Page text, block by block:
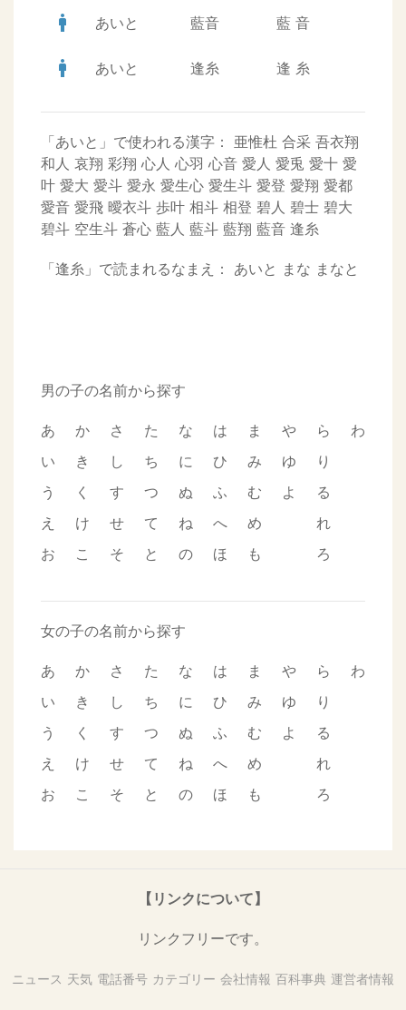
man あいと 藍音 藍 音
man あいと 逢糸 逢 糸
「あいと」で使われる漢字： 亜惟杜 合采 吾衣翔
和人 哀翔 彩翔 心人 心羽 心音 愛人 愛兎 愛十 愛
叶 愛大 愛斗 愛永 愛生心 愛生斗 愛登 愛翔 愛都
愛音 愛飛 曖衣斗 歩叶 相斗 相登 碧人 碧士 碧大
碧斗 空生斗 蒼心 藍人 藍斗 藍翔 藍音 逢糸
「逢糸」で読まれるなまえ： あいと まな まなと
男の子の名前から探す
あ
い
う
え
お
か
き
く
け
こ
さ
し
す
せ
そ
た
ち
つ
て
と
な
に
ぬ
ね
の
は
ひ
ふ
へ
ほ
ま
み
む
め
も
や
ゆ
よ
ら
り
る
れ
ろ
わ
女の子の名前から探す
あ
い
う
え
お
か
き
く
け
こ
さ
し
す
せ
そ
た
ち
つ
て
と
な
に
ぬ
ね
の
は
ひ
ふ
へ
ほ
ま
み
む
め
も
や
ゆ
よ
ら
り
る
れ
ろ
わ
【リンクについて】
リンクフリーです。
ニュース 天気 電話番号 カテゴリー 会社情報 百科事典 運営者情報